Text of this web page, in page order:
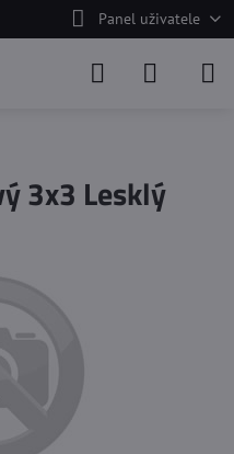
Panel uživatele
3x3 Lesklý